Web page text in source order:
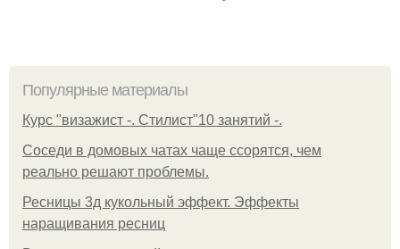
Популярные материалы
Курс "визажист -. Стилист"10 занятий -.
Соседи в домовых чатах чаще ссорятся, чем
реально решают проблемы.
Ресницы 3д кукольный эффект. Эффекты
наращивания ресниц